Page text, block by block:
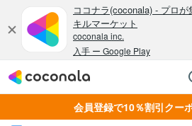
会員登録で10％割引クー